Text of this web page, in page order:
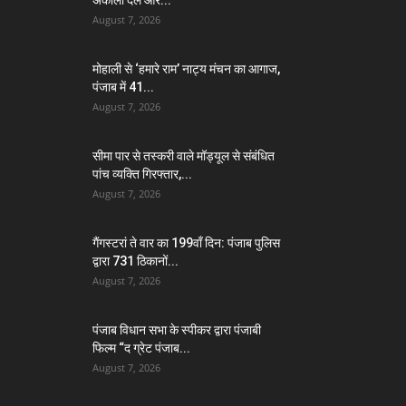
August 7, 2026
मोहाली से ‘हमारे राम’ नाट्य मंचन का आगाज,
पंजाब में 41...
August 7, 2026
सीमा पार से तस्करी वाले मॉड्यूल से संबंधित
पांच व्यक्ति गिरफ्तार,...
August 7, 2026
गैंगस्टरां ते वार का 199वाँ दिन: पंजाब पुलिस
द्वारा 731 ठिकानों...
August 7, 2026
पंजाब विधान सभा के स्पीकर द्वारा पंजाबी
फिल्म “द ग्रेट पंजाब...
August 7, 2026